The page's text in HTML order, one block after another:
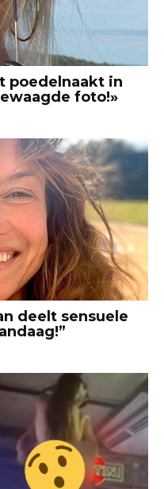
poedelnaakt in
foto!»
deelt sensuele